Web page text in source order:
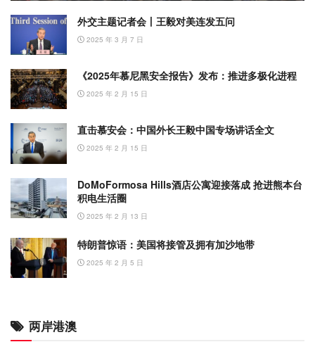
外交主题记者会丨王毅对美连发五问
2025 年 3 月 7 日
《2025年慕尼黑安全报告》发布：推进多极化进程
2025 年 2 月 15 日
直击慕安会：中国外长王毅中国专场讲话全文
2025 年 2 月 15 日
DoMoFormosa Hills酒店公寓迎接落成 抢进熊本台
积电生活圈
2025 年 2 月 13 日
特朗普惊语：美国将接管及拥有加沙地带
2025 年 2 月 5 日
两岸港澳